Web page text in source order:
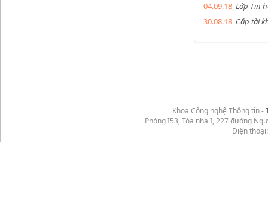
04.09.18 Lớp Tin
30.08.18 Cấp tài
Khoa Công nghệ Thông tin -
Phòng I53, Tòa nhà I, 227 đường
Điện